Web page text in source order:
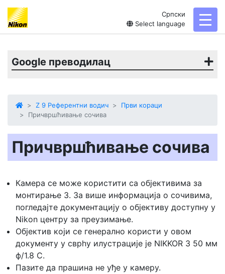
Српски
Select language
Google преводилац
Z 9 Референтни водич
Први кораци
Причвршћивање сочива
Причвршћивање сочива
Камера се може користити са објективима за
монтирање З. За више информација о сочивима,
погледајте документацију о објективу доступну у
Nikon центру за преузимање.
Објектив који се генерално користи у овом
документу у сврһу илустрације је NIKKOR З 50 мм
ф/1.8 С.
Пазите да прашина не уђе у камеру.